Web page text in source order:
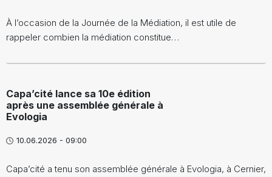
À l’occasion de la Journée de la Médiation, il est utile de
rappeler combien la médiation constitue…
Capa’cité lance sa 10e édition
après une assemblée générale à
Evologia
10.06.2026 - 09:00
Capa’cité a tenu son assemblée générale à Evologia, à Cernier,